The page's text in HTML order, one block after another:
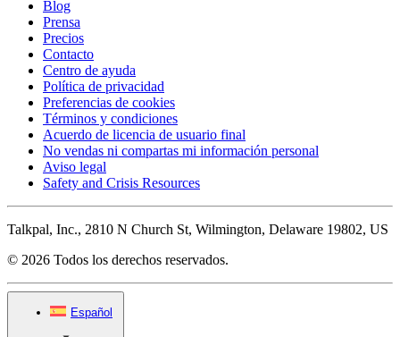
Blog
Prensa
Precios
Contacto
Centro de ayuda
Política de privacidad
Preferencias de cookies
Términos y condiciones
Acuerdo de licencia de usuario final
No vendas ni compartas mi información personal
Aviso legal
Safety and Crisis Resources
Talkpal, Inc., 2810 N Church St, Wilmington, Delaware 19802, US
© 2026 Todos los derechos reservados.
Español